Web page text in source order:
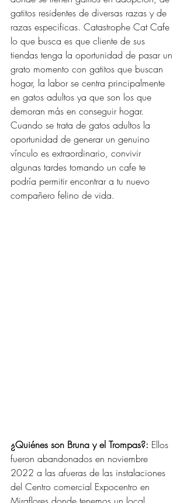
gatitos residentes de diversas razas y de
razas especificas. Catastrophe Cat Cafe
lo que busca es que cliente de sus
tiendas tenga la oportunidad de pasar un
grato momento con gatitos que buscan
hogar, la labor se centra principalmente
en gatos adultos ya que son los que
demoran más en conseguir hogar.
Cuando se trata de gatos adultos la
oportunidad de generar un genuino
vínculo es extraordinario, convivir
algunas tardes tomando un cafe te
podría permitir encontrar a tu nuevo
compañero felino de vida.
¿Quiénes son Bruna y el Trompas?: Ellos
fueron abandonados en noviembre
2022 a las afueras de las instalaciones
del Centro comercial Expocentro en